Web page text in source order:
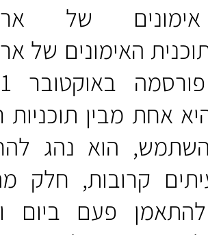
ארנולד
של ארנולד
שוורצנגר פורסמה באוקטובר 1991,
רבות
להחליף
חלק מהזמן
וחלק